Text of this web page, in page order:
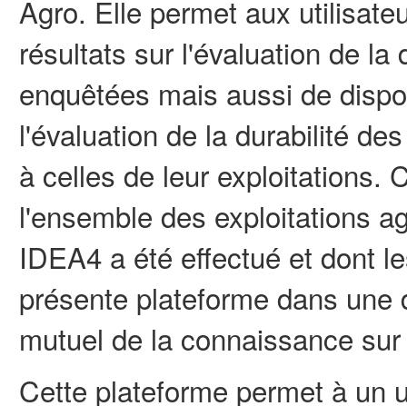
Agro. Elle permet aux
résultats sur l'évaluation de la
enquêtées mais aussi de
l'évaluation de la durabilité
à celles de leur exploitations.
l'ensemble des exploitations
IDEA4 a été effectué et dont
présente plateforme dans
mutuel de la connaissance
Cette plateforme permet à un